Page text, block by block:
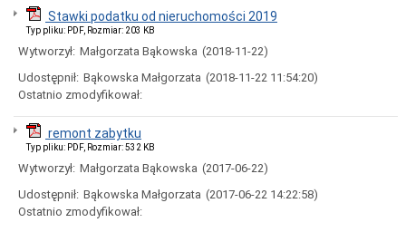
Sesje
Rady
Miejskiej
Interpelacje
zapytania
radnych
Transmisje
obrad
sesji
Imienne
wykazy
głosowań
uchwał
Stawki podatku od nieruchomości 2019
Typ pliku: PDF, Rozmiar: 203 KB
Wytworzył: Małgorzata Bąkowska (2018-11-22)
Udostępnił: Bąkowska Małgorzata (2018-11-22 11:54:20)
Ostatnio zmodyfikował:
remont zabytku
Typ pliku: PDF, Rozmiar: 532 KB
Wytworzył: Małgorzata Bąkowska (2017-06-22)
Udostępnił: Bąkowska Małgorzata (2017-06-22 14:22:58)
Ostatnio zmodyfikował: